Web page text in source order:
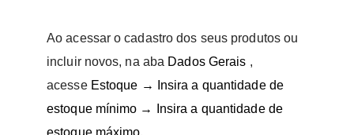
Ao acessar o cadastro dos seus produtos ou
incluir novos, na aba Dados Gerais ,
acesse Estoque → Insira a quantidade de
estoque mínimo → Insira a quantidade de
estoque máximo.